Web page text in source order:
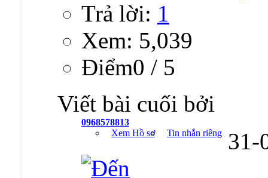
Trả lời: 1
Xem: 5,039
Ðiểm0 / 5
Viết bài cuối bởi
0968578813
Xem Hồ sơ
Tin nhắn riêng 31-